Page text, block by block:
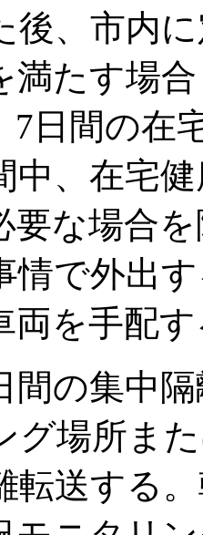
後、市内
満たす場
7日間の在
中、在宅
要な場合
情で外出
両を手配
間の集中
グ場所ま
転送する